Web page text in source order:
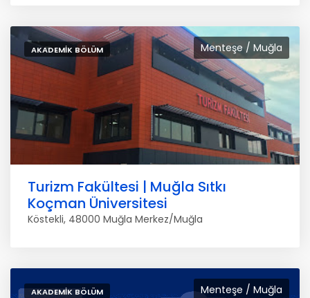
Menteşe / Muğla
AKADEMIK BÖLÜM
Turizm Fakültesi | Muğla Sıtkı
Koçman Üniversitesi
Köstekli, 48000 Muğla Merkez/Muğla
Menteşe / Muğla
AKADEMIK BÖLÜM